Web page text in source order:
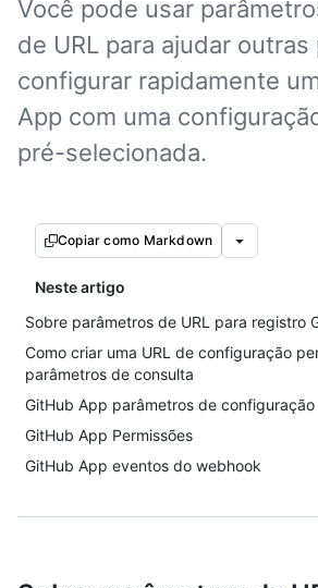
Você pode usar
de URL para ajudar outras
configurar rapidamente
App com uma
pré-selecionada.
Copiar como Markdown
Neste artigo
Sobre parâmetros de URL para registro
Como criar uma URL de configuração
parâmetros de consulta
GitHub App parâmetros de configuração
GitHub App Permissões
GitHub App eventos do webhook